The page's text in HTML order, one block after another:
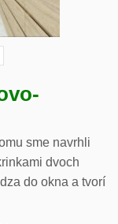
sme navrhli
dvoch
do okna a tvorí